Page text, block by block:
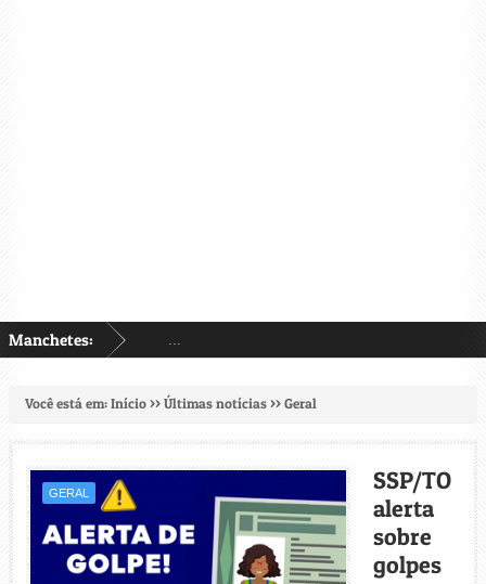
Manchetes:
Você está em:Início>>Últimas notícias>>Geral
GERAL
SSP/TO
alerta
sobre
golpes